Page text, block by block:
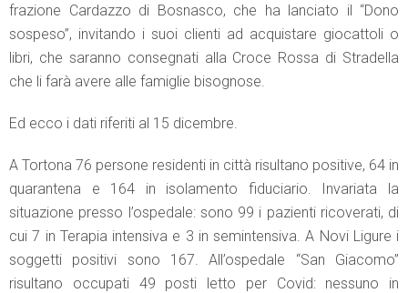
frazione Cardazzo di Bosnasco, che ha lanciato il “Dono
sospeso”, invitando i suoi clienti ad acquistare giocattoli o
libri, che saranno consegnati alla Croce Rossa di Stradella
che li farà avere alle famiglie bisognose.
Ed ecco i dati riferiti al 15 dicembre.
A Tortona 76 persone residenti in città risultano positive, 64 in
quarantena e 164 in isolamento fiduciario. Invariata la
situazione presso l’ospedale: sono 99 i pazienti ricoverati, di
cui 7 in Terapia intensiva e 3 in semintensiva. A Novi Ligure i
soggetti positivi sono 167. All’ospedale “San Giacomo”
risultano occupati 49 posti letto per Covid: nessuno in